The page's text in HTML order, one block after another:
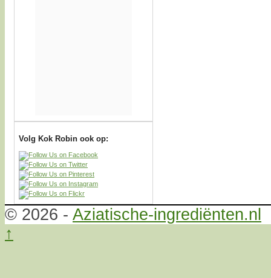
Volg Kok Robin ook op:
© 2026 - Aziatische-ingrediënten.nl
↑